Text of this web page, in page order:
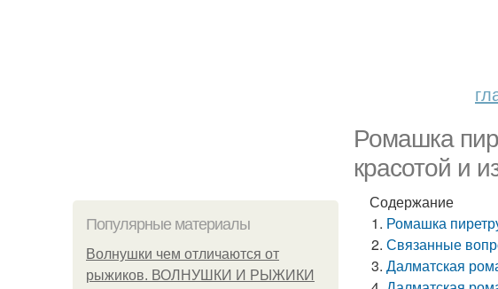
Ромашка
красотой и
Популярные материалы
Волнушки чем отличаются от
рыжиков. ВОЛНУШКИ И РЫЖИКИ
Содержание
Ромашка
Связанные
Далматская